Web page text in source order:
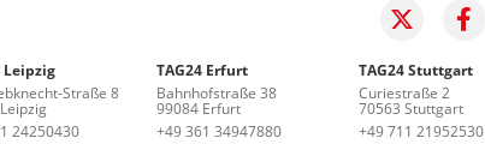
Leipzig
Straße 8
24250430
TAG24 Erfurt
Bahnhofstraße 38
99084 Erfurt
+49 361 34947880
TAG24 Stuttgart
Curiestraße 2
70563 Stuttgart
+49 711 21952530